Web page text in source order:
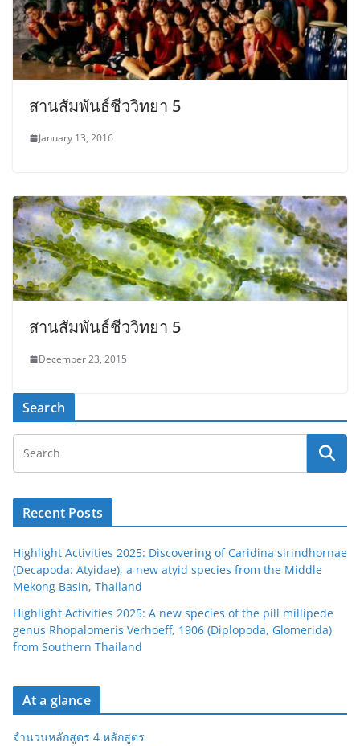
สานสัมพันธ์ชีววิทยา 5
January 13, 2016
สานสัมพันธ์ชีววิทยา 5
December 23, 2015
Search
Recent Posts
Highlight Activities 2025: Discovering of Caridina sirindhornae
(Decapoda: Atyidae), a new atyid species from the Middle
Mekong Basin, Thailand
Highlight Activities 2025: A new species of the pill millipede
genus Rhopalomeris Verhoeff, 1906 (Diplopoda, Glomerida)
from Southern Thailand
At a glance
จำนวนหลักสูตร 4 หลักสูตร